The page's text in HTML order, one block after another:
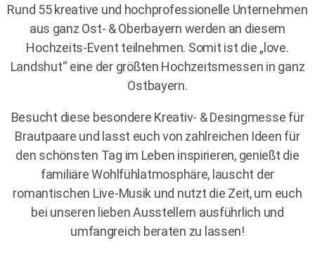
Rund 55 kreative und hochprofessionelle Unternehmen
aus ganz Ost- & Oberbayern werden an diesem
Hochzeits-Event teilnehmen. Somit ist die „love.
Landshut“ eine der größten Hochzeitsmessen in ganz
Ostbayern.
Besucht diese besondere Kreativ- & Desingmesse für
Brautpaare und lasst euch von zahlreichen Ideen für
den schönsten Tag im Leben inspirieren, genießt die
familiäre Wohlfühlatmosphäre, lauscht der
romantischen Live-Musik und nutzt die Zeit, um euch
bei unseren lieben Ausstellern ausführlich und
umfangreich beraten zu lassen!